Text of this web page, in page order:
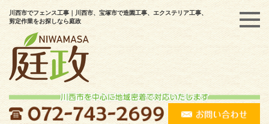
川西市でフェンス工事｜川西市、宝塚市で造園工事、エクステリア工事、
剪定作業をお探しなら庭政